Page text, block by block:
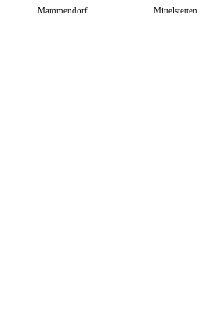
Mammendorf Mittelstetten